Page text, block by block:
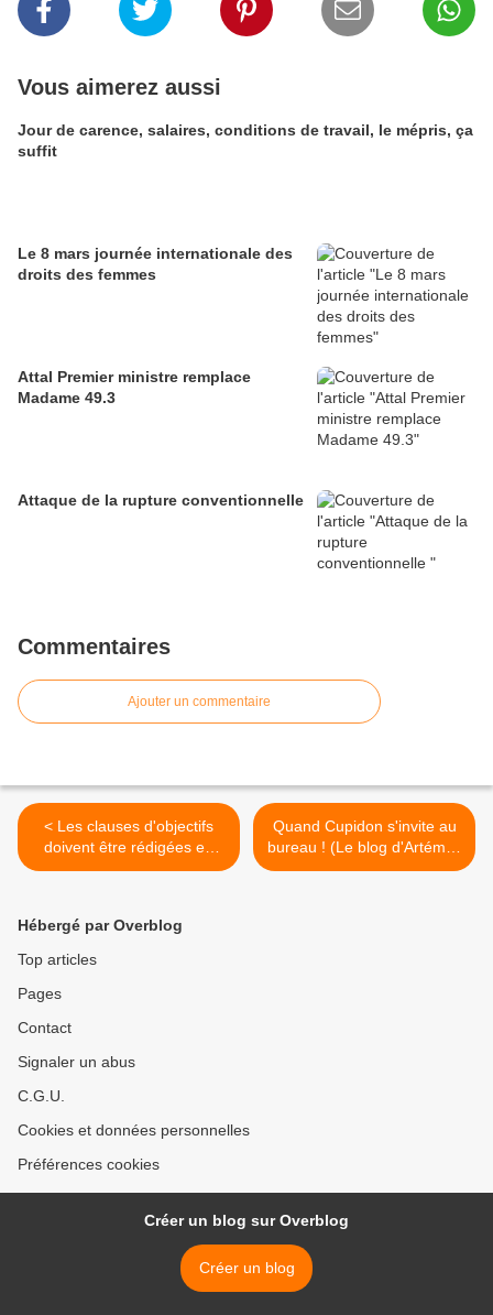
Vous aimerez aussi
Jour de carence, salaires, conditions de travail, le mépris, ça
suffit
Le 8 mars journée internationale des
droits des femmes
Attal Premier ministre remplace
Madame 49.3
Attaque de la rupture conventionnelle
Commentaires
Ajouter un commentaire
< Les clauses d'objectifs
doivent être rédigées en
français (Miroir Social)
Quand Cupidon s'invite au
bureau ! (Le blog d'Artémis)
>
Hébergé par Overblog
Top articles
Pages
Contact
Signaler un abus
C.G.U.
Cookies et données personnelles
Préférences cookies
Créer un blog sur Overblog
Créer un blog